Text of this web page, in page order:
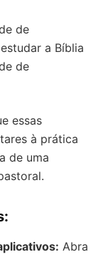
de
a Bíblia
de
essas
à prática
de uma
Abra